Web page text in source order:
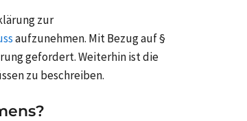
zur
aufzunehmen. Mit Bezug auf §
gefordert. Weiterhin ist die
zu beschreiben.